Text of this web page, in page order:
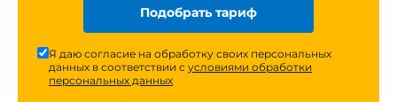
Подобрать тариф
Я даю согласие на обработку своих персональных
данных в соответствии с условиями обработки
персональных данных